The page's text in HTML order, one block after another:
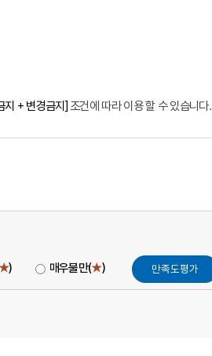
지 + 변경금지] 조건에 따라 이용 할 수 있습니다.
) 매우불만(★)